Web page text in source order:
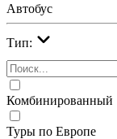
Автобус
Тип:
Комбинированный
Туры по Европе